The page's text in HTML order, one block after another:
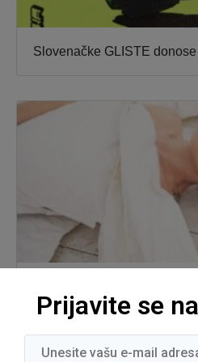
Slovenačke GLISTE donose
album-“Gola”
Prijavite se